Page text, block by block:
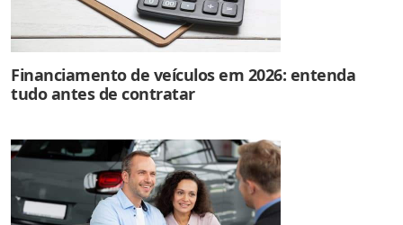
Financiamento de veículos em 2026: entenda
tudo antes de contratar